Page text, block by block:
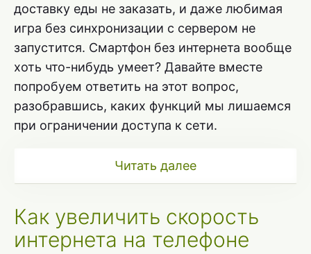
доставку еды не заказать, и даже любимая
игра без синхронизации с сервером не
запустится. Смартфон без интернета вообще
хоть что-нибудь умеет? Давайте вместе
попробуем ответить на этот вопрос,
разобравшись, каких функций мы лишаемся
при ограничении доступа к сети.
Читать далее
Как увеличить скорость
интернета на телефоне